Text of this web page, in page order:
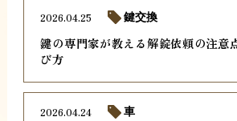
鍵の専門家が教える解錠依頼の注意
び方
2026.04.25 鍵交換
2026.04.24 車